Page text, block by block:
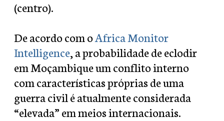
(centro).
De acordo com oAfrica Monitor
Intelligence, a probabilidade de eclodir
em Moçambique um conflito interno
com características próprias de uma
guerra civil é atualmente considerada
“elevada” em meios internacionais.